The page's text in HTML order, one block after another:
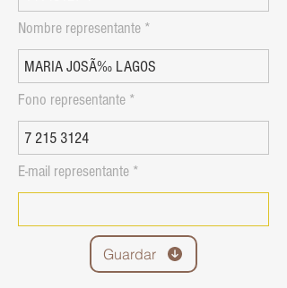
Nombre representante
Fono representante
E-mail representante
Guardar